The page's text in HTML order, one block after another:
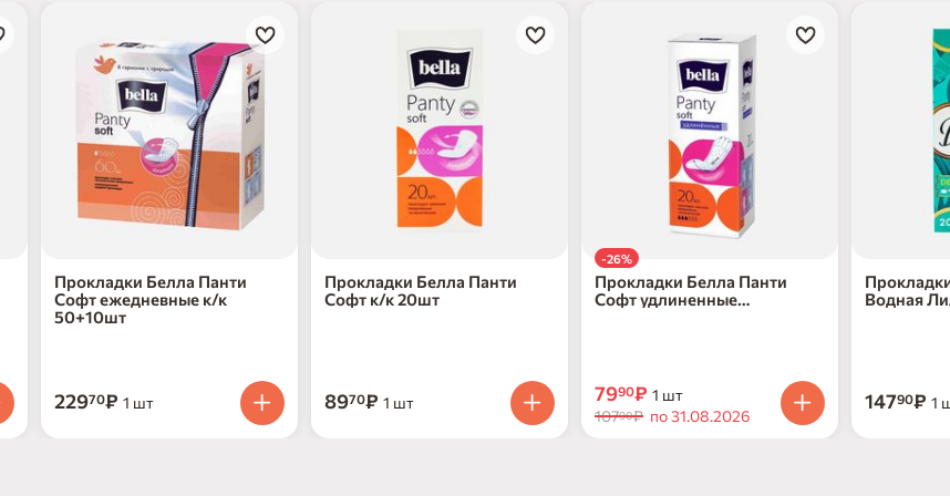
Прокладки Белла Панти
Софт ежедневные к/к
50+10шт
22970₽ 1 шт
Прокладки Белла Панти
Софт к/к 20шт
8970₽ 1 шт
-26%
Прокладки Белла Панти
Софт удлиненные
7990₽ 1 шт
10790₽ по 31.08.2026
Водная
14790₽ 1